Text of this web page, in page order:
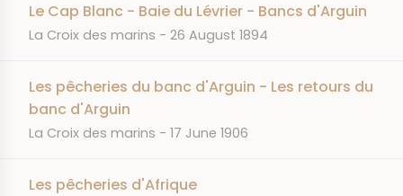
Le Cap Blanc - Baie du Lévrier - Bancs d'Arguin
JOURNAL
La Croix des marins DATE
26 August 1894
Les pêcheries du banc d'Arguin - Les retours du
banc d'Arguin
JOURNAL
La Croix des marins DATE
17 June 1906
Les pêcheries d'Afrique